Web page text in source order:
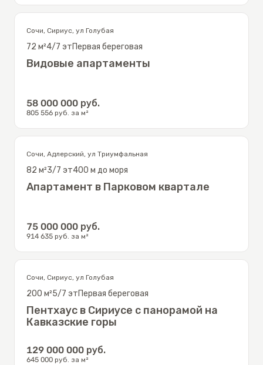
Сочи, Сириус, ул Голубая
72 м²4/7 этПервая береговая
Видовые апартаменты
58 000 000 руб.
805 556 руб. за м²
Сочи, Адлерский, ул Триумфальная
82 м²3/7 эт400 м до моря
Апартамент в Парковом квартале
75 000 000 руб.
914 635 руб. за м²
Сочи, Сириус, ул Голубая
200 м²5/7 этПервая береговая
Пентхаус в Сириусе с панорамой на
Кавказские горы
129 000 000 руб.
645 000 руб. за м²